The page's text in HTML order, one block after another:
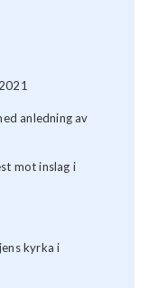
anledning av
mot inslag i
kyrka i